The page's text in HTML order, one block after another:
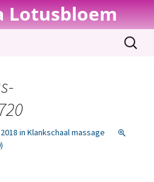
Lotusbloem
Zoeken
naar:
in Klankschaal massage